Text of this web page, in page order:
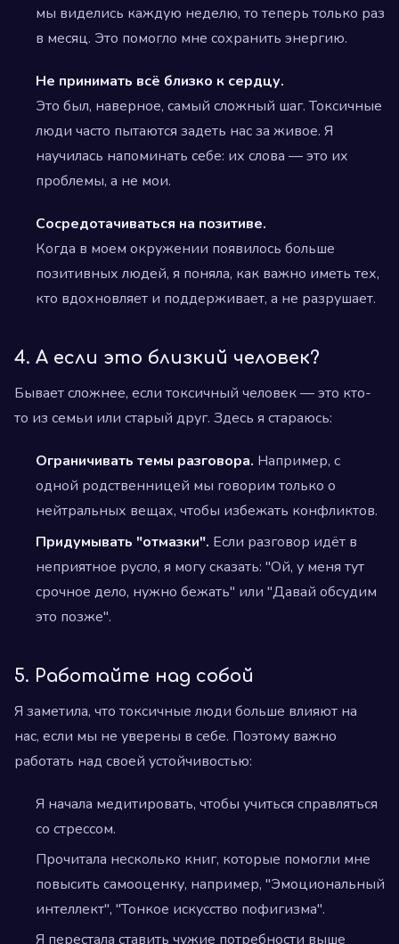
мы виделись каждую неделю, то теперь только раз
в месяц. Это помогло мне сохранить энергию.
Не принимать всё близко к сердцу.
Это был, наверное, самый сложный шаг. Токсичные
люди часто пытаются задеть нас за живое. Я
научилась напоминать себе: их слова — это их
проблемы, а не мои.
Сосредотачиваться на позитиве.
Когда в моем окружении появилось больше
позитивных людей, я поняла, как важно иметь тех,
кто вдохновляет и поддерживает, а не разрушает.
4. А если это близкий человек?
Бывает сложнее, если токсичный человек — это кто-
то из семьи или старый друг. Здесь я стараюсь:
Ограничивать темы разговора. Например, с
одной родственницей мы говорим только о
нейтральных вещах, чтобы избежать конфликтов.
Придумывать "отмазки". Если разговор идёт в
неприятное русло, я могу сказать: "Ой, у меня тут
срочное дело, нужно бежать" или "Давай обсудим
это позже".
5. Работайте над собой
Я заметила, что токсичные люди больше влияют на
нас, если мы не уверены в себе. Поэтому важно
работать над своей устойчивостью:
Я начала медитировать, чтобы учиться справляться
со стрессом.
Прочитала несколько книг, которые помогли мне
повысить самооценку, например, "Эмоциональный
интеллект", "Тонкое искусство пофигизма".
Я перестала ставить чужие потребности выше